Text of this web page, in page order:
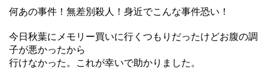
何あの事件！無差別殺人！身近でこんな事件恐い！
今日秋葉にメモリー買いに行くつもりだったけどお腹の調
子が悪かったから
行けなかった。これが幸いで助かりました。